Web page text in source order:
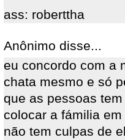
ass: roberttha
Anônimo disse...
eu concordo com a
chata mesmo e só
que as pessoas
colocar a fámilia
não tem culpas de